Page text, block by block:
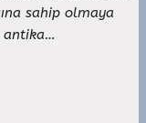
sahip olmaya
antika…